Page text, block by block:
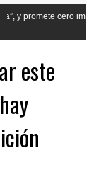
cero impunidad ante
este